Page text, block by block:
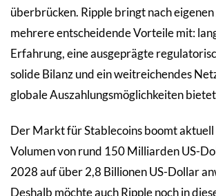
überbrücken. Ripple bringt nach
mehrere entscheidende Vorteile mit:
Erfahrung, eine ausgeprägte
solide Bilanz und ein weitreichendes
globale Auszahlungsmöglichkeiten
Der Markt für Stablecoins boomt aktuell
Volumen von rund 150 Milliarden US-
2028 auf über 2,8 Billionen US-Dollar
Deshalb möchte auch Ripple noch in